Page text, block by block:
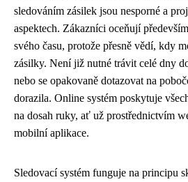
sledováním zásilek jsou nesporné a
aspektech. Zákazníci oceňují
svého času, protože přesně vědí, kdy
zásilky. Není již nutné trávit celé dny
nebo se opakovaně dotazovat na
dorazila. Online systém poskytuje
na dosah ruky, ať už prostřednictvím
mobilní aplikace.
Sledovací systém funguje na principu